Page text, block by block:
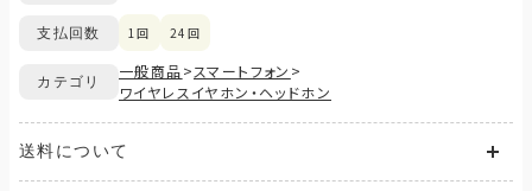
支払回数 1回 24回
カテゴリ
一般商品>スマートフォン >
ワイヤレスイヤホン・ヘッドホン
送料について